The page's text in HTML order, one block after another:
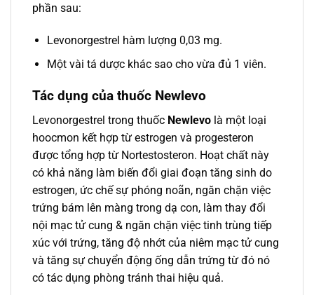
phần sau:
Levonorgestrel hàm lượng 0,03 mg.
Một vài tá dược khác sao cho vừa đủ 1 viên.
Tác dụng của thuốc Newlevo
Levonorgestrel trong thuốc Newlevo là một loại
hoocmon kết hợp từ estrogen và progesteron
được tổng hợp từ Nortestosteron. Hoạt chất này
có khả năng làm biến đổi giai đoạn tăng sinh do
estrogen, ức chế sự phóng noãn, ngăn chặn việc
trứng bám lên màng trong dạ con, làm thay đổi
nội mạc tử cung & ngăn chặn việc tinh trùng tiếp
xúc với trứng, tăng độ nhớt của niêm mạc tử cung
và tăng sự chuyển động ống dẫn trứng từ đó nó
có tác dụng phòng tránh thai hiệu quả.